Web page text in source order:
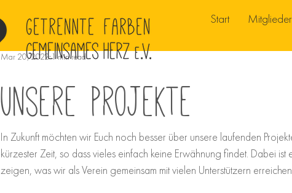
Start Mitglieder
Unsere Projekte
Mar 20, 2022 1 min read
In Zukunft möchten wir Euch noch besser über unsere laufenden
kürzester Zeit, so dass vieles einfach keine Erwähnung findet. Dabei ist
zeigen, was wir als Verein gemeinsam mit vielen Unterstützern